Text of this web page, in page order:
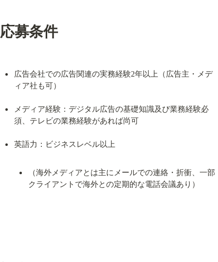
応募条件
広告会社での広告関連の実務経験2年以上（広告主・メデ
ィア社も可）
メディア経験：デジタル広告の基礎知識及び業務経験必
須、テレビの業務経験があれば尚可
（海外メディアとは主にメールでの連絡・折衝、一部
クライアントで海外との定期的な電話会議あり）